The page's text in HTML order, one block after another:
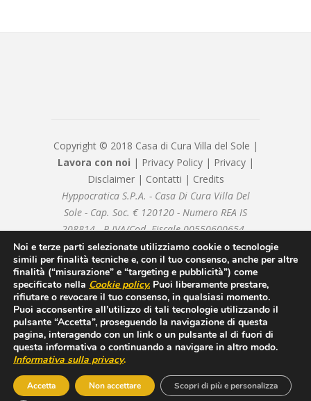
Copyright © 2018 Casa di Cura Villa del Sole |
Lavora con noi | Privacy Policy| Privacy|
Disclaimer| Contatti | Credits
Hyppocratica S.P.A. - Casa Di Cura Villa Del
Sole - Cap. Soc. € 120120 - Numero REA IS
208814 - P.IVA/Cod. Fiscale 00550600654 -
hyppocraticaspa@arubapec.it - Sottoposto alla
direzione e coordinamento di ICM Istituto
Clinico Mediterraneo SpA
Noi e terze parti selezionate utilizziamo cookie o tecnologie
simili per finalità tecniche e, con il tuo consenso, anche per altre
finalità (“misurazione” e “targeting e pubblicità”) come
specificato nella Cookie policy. Puoi liberamente prestare,
rifiutare o revocare il tuo consenso, in qualsiasi momento.
Puoi acconsentire all’utilizzo di tali tecnologie utilizzando il
pulsante “Accetta”, proseguendo la navigazione di questa
pagina, interagendo con un link o un pulsante al di fuori di
questa informativa o continuando a navigare in altro modo.
Informativa sulla privacy.
Accetta Non accettare Scopri di più e personalizza